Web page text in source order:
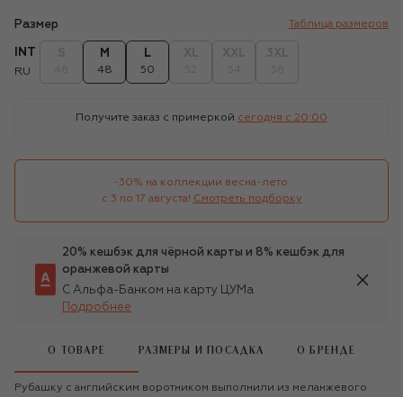
Размер Таблица размеров
INT
RU
M
48
L
50
Получите заказ с примеркой сегодня c 20:00
-30% на коллекции весна-лето
с 3 по 17 августа! Смотреть подборку
20% кешбэк для чёрной карты и 8% кешбэк для
оранжевой карты
С Альфа-Банком на карту ЦУМа
Подробнее
О ТОВАРЕ РАЗМЕРЫ И ПОСАДКА О БРЕНДЕ
Рубашку с английским воротником выполнили из меланжевого